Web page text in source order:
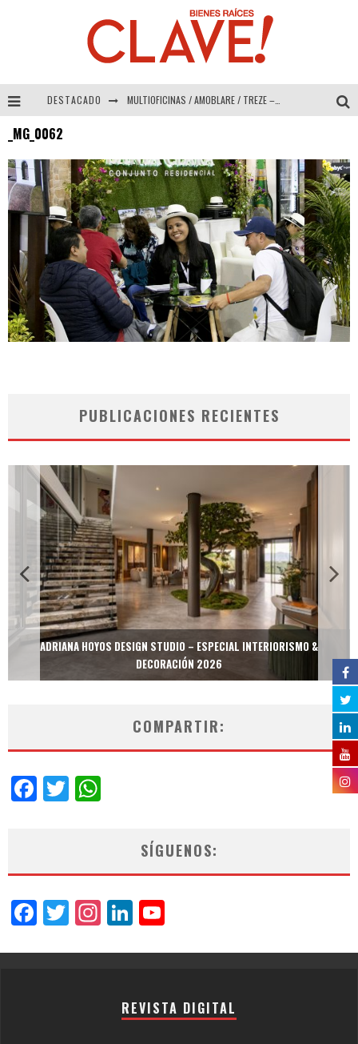
DESTACADO MULTIOFICINAS / AMOBLARE / TREZE – Especial Interiorismo & Decoración 2026
COLINEAL – Especial Interiorismo & Decoración 2026
ADRIANA HOYOS DESIGN STUDIO – Especial Interiorismo & Decoración 2026
_MG_0062
PUBLICACIONES RECIENTES
ADRIANA HOYOS DESIGN STUDIO – ESPECIAL INTERIORISMO &
DECORACIÓN 2026
COMPARTIR:
Facebook
Twitter
SÍGUENOS:
Facebook
Twitter
Instagram
LinkedIn
REVISTA DIGITAL